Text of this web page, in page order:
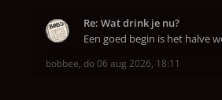
Re: Wat drink je nu?
bobbee, do 06 aug 2026, 18:11